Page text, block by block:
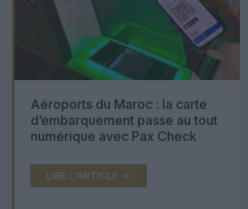
Aéroports du Maroc : la carte
d’embarquement passe au tout
numérique avec Pax Check
LIRE L'ARTICLE